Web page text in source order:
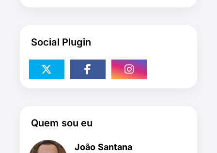
Social Plugin
Quem sou eu
João Santana